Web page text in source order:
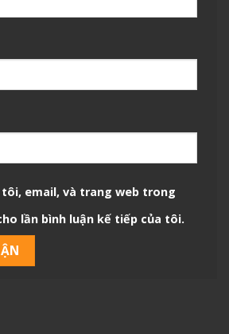
email, và trang web trong
lần bình luận kế tiếp của tôi.